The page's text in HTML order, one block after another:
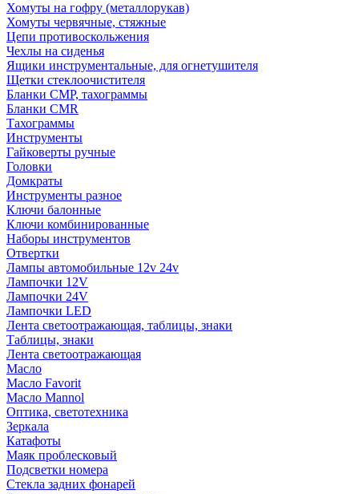
Хомуты на гофру (металлорукав)
Хомуты червячные, стяжные
Цепи противоскольжения
Чехлы на сиденья
Ящики инструментальные, для огнетушителя
Щетки стеклоочистителя
Бланки СМР, тахограммы
Бланки CMR
Тахограммы
Инструменты
Гайковерты ручные
Головки
Домкраты
Инструменты разное
Ключи балонные
Ключи комбинированные
Наборы инструментов
Отвертки
Лампы автомобильные 12v 24v
Лампочки 12V
Лампочки 24V
Лампочки LED
Лента светоотражающая, таблицы, знаки
Таблицы, знаки
Лента светоотражающая
Масло
Масло Favorit
Масло Mannol
Оптика, светотехника
Зеркала
Катафоты
Маяк проблесковый
Подсветки номера
Стекла задних фонарей